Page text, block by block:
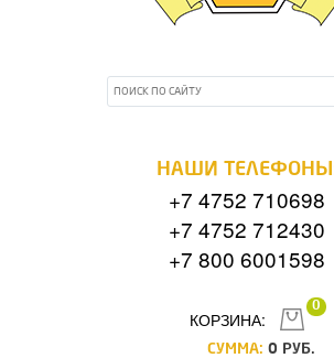
НАШИ
+7 4752 710698
+7 4752 712430
+7 800 6001598
КОРЗИНА:
0
СУММА: 0 РУБ.